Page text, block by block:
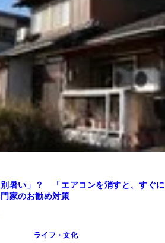
暑い」？ 「エアコンを消すと、すぐに
家のお勧め対策
ライフ・文化